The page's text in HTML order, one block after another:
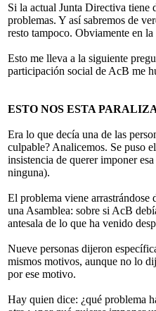
Si la actual Junta Directiva tiene
problemas. Y así sabremos de
resto tampoco. Obviamente en
Esto me lleva a la siguiente
participación social de AcB me
ESTO NOS ESTA
Era lo que decía una de las
culpable? Analicemos. Se puso
insistencia de querer imponer
ninguna).
El problema viene arrastrándose
una Asamblea: sobre si AcB
antesala de lo que ha venido
Nueve personas dijeron
mismos motivos, aunque no lo
por ese motivo.
Hay quien dice: ¿qué problema